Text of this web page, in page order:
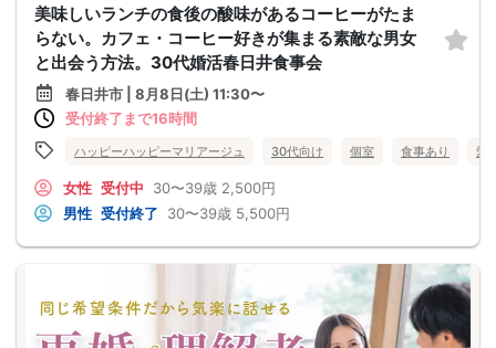
美味しいランチの食後の酸味があるコーヒーがたま
らない。カフェ・コーヒー好きが集まる素敵な男女
と出会う方法。30代婚活春日井食事会
春日井市 | 8月8日(土) 11:30〜
受付終了まで16時間
ハッピーハッピーマリアージュ 30代向け 個室 食事あり 愛
女性 受付中 30〜39歳 2,500円
男性 受付終了 30〜39歳 5,500円